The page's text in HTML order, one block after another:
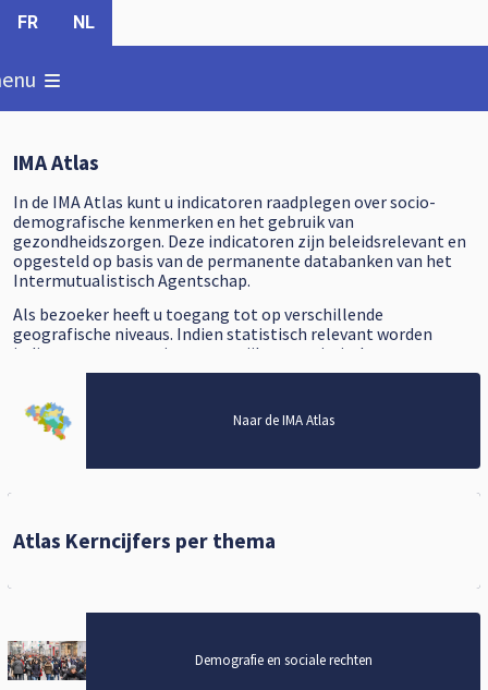
FR NL
IMA Atlas
In de IMA Atlas kunt u indicatoren raadplegen over socio-
demografische kenmerken en het gebruik van
gezondheidszorgen. Deze indicatoren zijn beleidsrelevant en
opgesteld op basis van de permanente databanken van het
Intermutualistisch Agentschap.
Als bezoeker heeft u toegang tot op verschillende
geografische niveaus. Indien statistisch relevant worden
indicatoren tot op niveau van wijk en statistische sector
berekend. Omwille van privacy worden sommige indicatoren
indicatoren zijn beschikbaar per ziekenhuis.
Deze website is permanent onder ontwikkeling. Contacteer
ons dan ook met uw vragen of suggesties.
Naar de IMA Atlas
Atlas Kerncijfers per thema
Demografie en sociale rechten